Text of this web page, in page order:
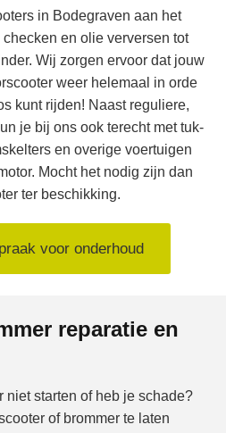
in Bodegraven aan het
en olie verversen tot
Wij zorgen ervoor dat jouw
weer helemaal in orde
kunt rijden! Naast reguliere,
je bij ons ook terecht met tuk-
en overige voertuigen
Mocht het nodig zijn dan
ter beschikking.
voor onderhoud
reparatie en
niet starten of heb je schade?
of brommer te laten